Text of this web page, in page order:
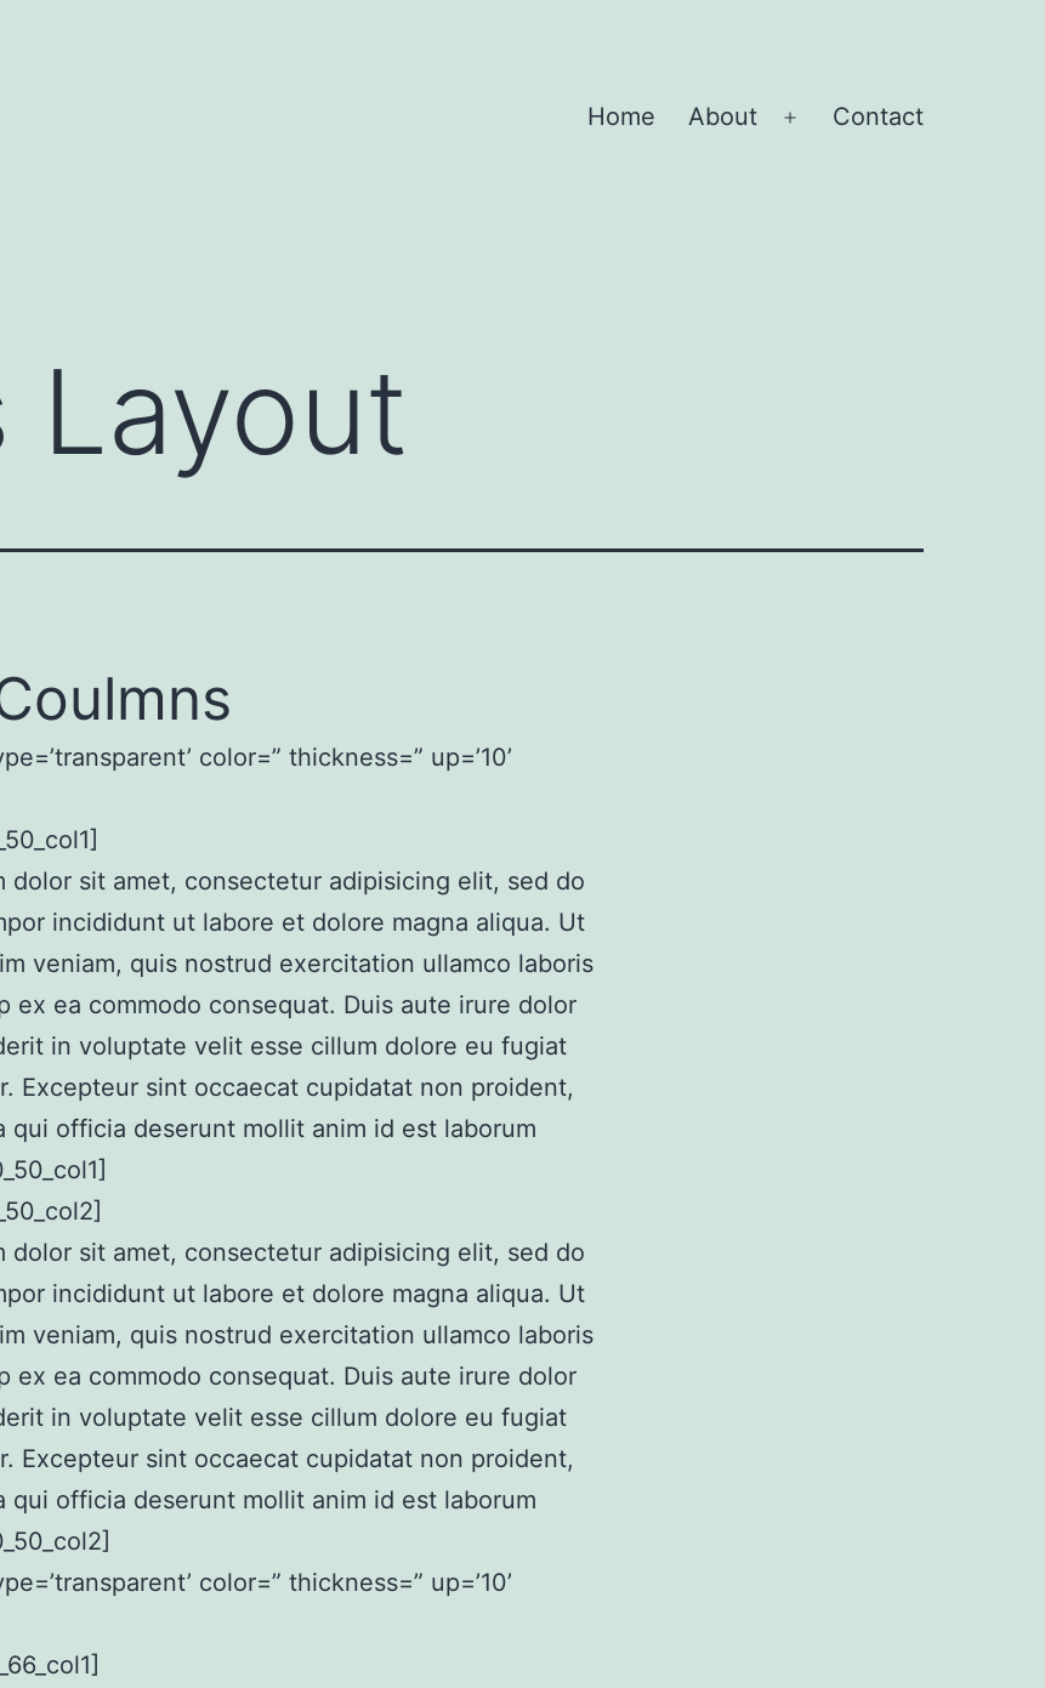
Home About
Open
Contact
Layout
color=” thickness=” up=’10’
dolor sit amet, consectetur adipisicing elit, sed do
incididunt ut labore et dolore magna aliqua. Ut
veniam, quis nostrud exercitation ullamco laboris
ex ea commodo consequat. Duis aute irure dolor
in voluptate velit esse cillum dolore eu fugiat
Excepteur sint occaecat cupidatat non proident,
qui officia deserunt mollit anim id est laborum
dolor sit amet, consectetur adipisicing elit, sed do
incididunt ut labore et dolore magna aliqua. Ut
veniam, quis nostrud exercitation ullamco laboris
ex ea commodo consequat. Duis aute irure dolor
in voluptate velit esse cillum dolore eu fugiat
Excepteur sint occaecat cupidatat non proident,
qui officia deserunt mollit anim id est laborum
color=” thickness=” up=’10’